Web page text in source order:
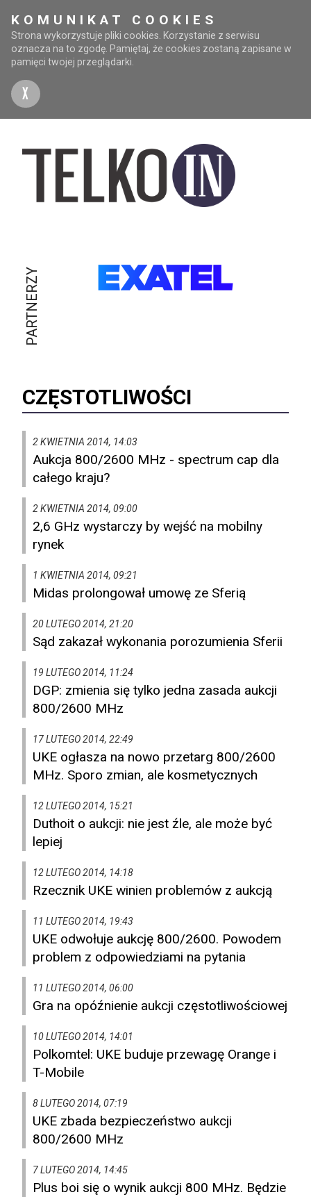
KOMUNIKAT COOKIES
Strona wykorzystuje pliki cookies. Korzystanie z serwisu
oznacza na to zgodę. Pamiętaj, że cookies zostaną zapisane w
pamięci twojej przeglądarki.
X
PARTNERZY
CZĘSTOTLIWOŚCI
2 KWIETNIA 2014, 14:03
Aukcja 800/2600 MHz - spectrum cap dla
całego kraju?
2 KWIETNIA 2014, 09:00
2,6 GHz wystarczy by wejść na mobilny
rynek
1 KWIETNIA 2014, 09:21
Midas prolongował umowę ze Sferią
20 LUTEGO 2014, 21:20
Sąd zakazał wykonania porozumienia Sferii
19 LUTEGO 2014, 11:24
DGP: zmienia się tylko jedna zasada aukcji
800/2600 MHz
17 LUTEGO 2014, 22:49
UKE ogłasza na nowo przetarg 800/2600
MHz. Sporo zmian, ale kosmetycznych
12 LUTEGO 2014, 15:21
Duthoit o aukcji: nie jest źle, ale może być
lepiej
12 LUTEGO 2014, 14:18
Rzecznik UKE winien problemów z aukcją
11 LUTEGO 2014, 19:43
UKE odwołuje aukcję 800/2600. Powodem
problem z odpowiedziami na pytania
11 LUTEGO 2014, 06:00
Gra na opóźnienie aukcji częstotliwościowej
10 LUTEGO 2014, 14:01
Polkomtel: UKE buduje przewagę Orange i
T-Mobile
8 LUTEGO 2014, 07:19
UKE zbada bezpieczeństwo aukcji
800/2600 MHz
7 LUTEGO 2014, 14:45
Plus boi się o wynik aukcji 800 MHz. Będzie